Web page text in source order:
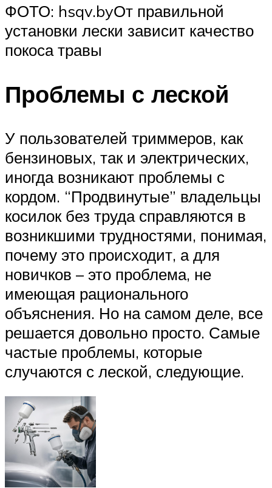
ФОТО: hsqv.byОт правильной
установки лески зависит качество
покоса травы
Проблемы с леской
У пользователей триммеров, как
бензиновых, так и электрических,
иногда возникают проблемы с
кордом. “Продвинутые” владельцы
косилок без труда справляются в
возникшими трудностями, понимая,
почему это происходит, а для
новичков – это проблема, не
имеющая рационального
объяснения. Но на самом деле, все
решается довольно просто. Самые
частые проблемы, которые
случаются с леской, следующие.